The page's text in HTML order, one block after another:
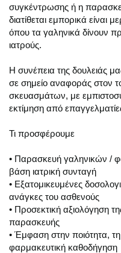
συγκέντρωσης ή η
διατίθεται εμπορικά είναι
όπου τα γαληνικά δίνουν
ιατρούς.
Η συνέπεια της δουλειάς
σε σημείο αναφοράς στον
σκευασμάτων, με
εκτίμηση από
Τι προσφέρουμε
• Παρασκευή γαληνικών /
βάση ιατρική συνταγή
• Εξατομικευμένες
ανάγκες του ασθενούς
• Προσεκτική αξιολόγηση
παρασκευής
• Έμφαση στην ποιότητα,
φαρμακευτική καθοδήγηση